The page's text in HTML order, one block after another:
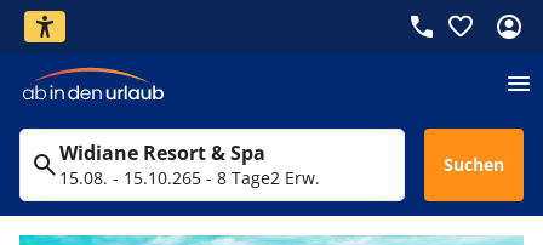
Widiane Resort & Spa
15.08. - 15.10.265 - 8 Tage2 Erw.
Suchen